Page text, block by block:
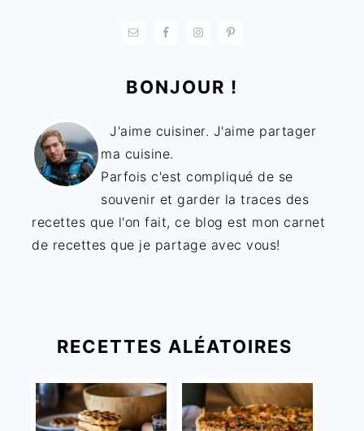
BONJOUR !
J'aime cuisiner. J'aime partager
ma cuisine.
Parfois c'est compliqué de se
souvenir et garder la traces des
recettes que l'on fait, ce blog est mon carnet
de recettes que je partage avec vous!
RECETTES ALÉATOIRES